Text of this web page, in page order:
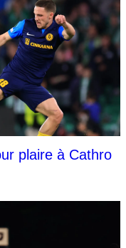
plaire à Cathro